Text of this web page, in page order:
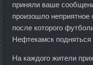
приняли ваше
произошло неприятное
после которого
Нефтекамск подняться
На каждого жители